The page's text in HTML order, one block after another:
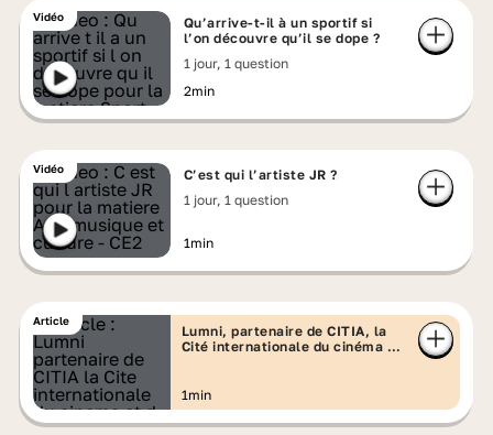
Vidéo
Qu’arrive-t-il à un sportif si
l’on découvre qu’il se dope ?
1 jour, 1 question
2min
Vidéo
C’est qui l’artiste JR ?
1 jour, 1 question
1min
Article
Lumni, partenaire de CITIA, la
Cité internationale du cinéma et
1min